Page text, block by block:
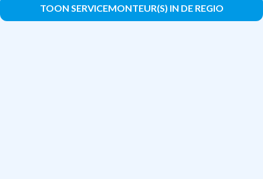
TOON SERVICEMONTEUR(S) IN DE REGIO